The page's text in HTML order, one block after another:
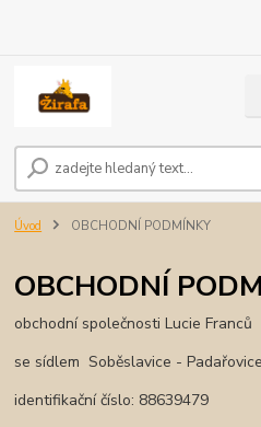
Úvod OBCHODNÍ PODMÍNKY
OBCHODNÍ
obchodní společnosti Lucie Franců
se sídlem Soběslavice -
identifikační číslo: 88639479